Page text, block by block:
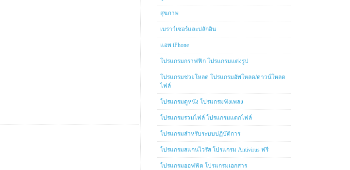
สุขภาพ
เบราว์เซอร์และปลักอิน
แอพ iPhone
โปรแกรมกราฟฟิก โปรแกรมแต่งรูป
โปรแกรมช่วยโหลด โปรแกรมอัพโหลด/ดาวน์โหลด
ไฟล์
โปรแกรมดูหนัง โปรแกรมฟังเพลง
โปรแกรมรวมไฟล์ โปรแกรมแตกไฟล์
โปรแกรมสำหรับระบบปฏิบัติการ
โปรแกรมสแกนไวรัส โปรแกรม Antivirus ฟรี
โปรแกรมออฟฟิต โปรแกรมเอกสาร